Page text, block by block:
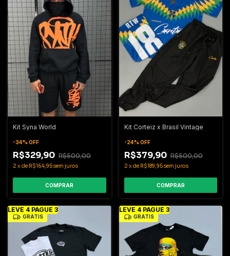
Kit Syna World
-34% OFF
R$329,90 R$500,00
2 xde R$164,95sem juros
COMPRAR
Kit Corteiz x Brasil Vintage
-24% OFF
R$379,90 R$500,00
2 xde R$189,95sem juros
COMPRAR
LEVE 4 PAGUE 3
GRÁTIS
LEVE 4 PAGUE 3
GRÁTIS